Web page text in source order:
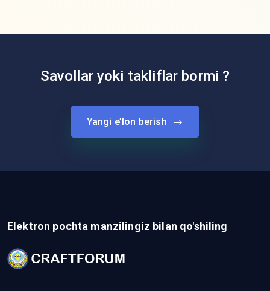
Savollar yoki takliflar bormi ?
Yangi e’lon berish
Elektron pochta manzilingiz bilan qo'shiling